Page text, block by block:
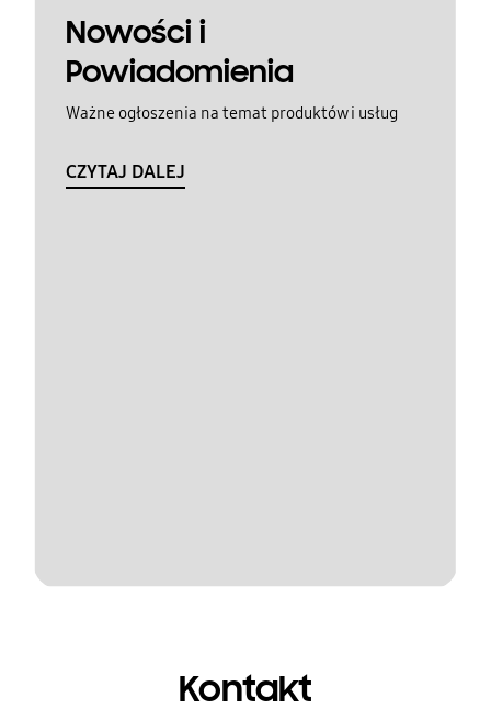
Nowości i
Powiadomienia
Ważne ogłoszenia na temat produktów i usług
CZYTAJ DALEJ
Kontakt